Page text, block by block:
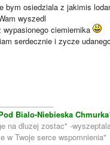
bym osiedziala z jakimis
wyszedl
wypasionego ciemiernika
serdecznie i zycze
Bialo-Niebieska Chmurka
na dluzej zostac" -
w Twoje serce wspomnienia"